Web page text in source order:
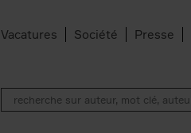
Vacatures Société Presse